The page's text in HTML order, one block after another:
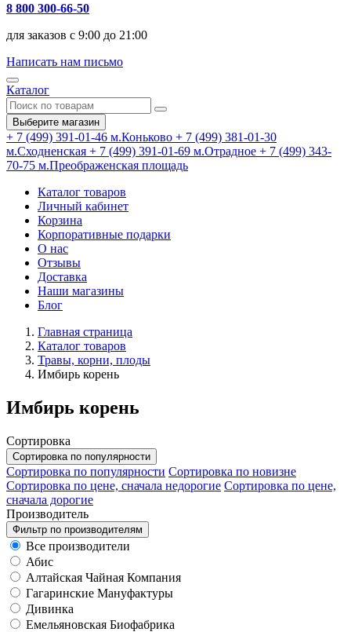
8 800 300-66-50
для заказов с 9:00 до 21:00
Написать нам письмо
Каталог
Выберите магазин
+ 7 (499) 391-01-46 м.Коньково + 7 (499) 381-01-30
м.Сходненская + 7 (499) 391-01-69 м.Отрадное + 7 (499) 343-
70-75 м.Преображенская площадь
Каталог товаров
Личный кабинет
Корзина
Корпоративные подарки
О нас
Отзывы
Доставка
Наши магазины
Блог
Главная страница
Каталог товаров
Травы, корни, плоды
Имбирь корень
Имбирь корень
Сортировка
Сортировка по популярности
Сортировка по популярности Сортировка по новизне
Сортировка по цене, сначала недорогие Сортировка по цене,
сначала дорогие
Производитель
Фильтр по производителям
Все производители
Абис
Алтайская Чайная Компания
Гагаринские Мануфактуры
Дивинка
Емельяновская Биофабрика